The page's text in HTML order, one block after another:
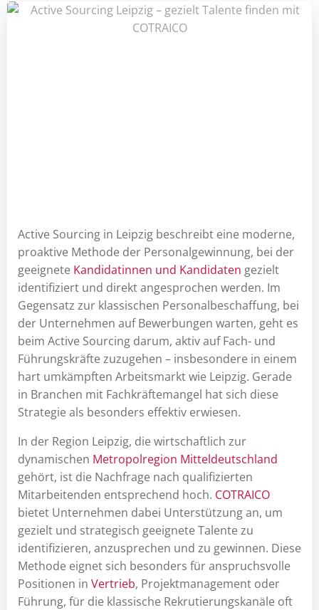
Active Sourcing in Leipzig beschreibt eine moderne,
proaktive Methode der Personalgewinnung, bei der
geeignete Kandidatinnen und Kandidaten gezielt
identifiziert und direkt angesprochen werden. Im
Gegensatz zur klassischen Personalbeschaffung, bei
der Unternehmen auf Bewerbungen warten, geht es
beim Active Sourcing darum, aktiv auf Fach- und
Führungskräfte zuzugehen – insbesondere in einem
hart umkämpften Arbeitsmarkt wie Leipzig. Gerade
in Branchen mit Fachkräftemangel hat sich diese
Strategie als besonders effektiv erwiesen.
In der Region Leipzig, die wirtschaftlich zur
dynamischen Metropolregion Mitteldeutschland
gehört, ist die Nachfrage nach qualifizierten
Mitarbeitenden entsprechend hoch. COTRAICO
bietet Unternehmen dabei Unterstützung an, um
gezielt und strategisch geeignete Talente zu
identifizieren, anzusprechen und zu gewinnen. Diese
Methode eignet sich besonders für anspruchsvolle
Positionen in Vertrieb, Projektmanagement oder
Führung, für die klassische Rekrutierungskanäle oft